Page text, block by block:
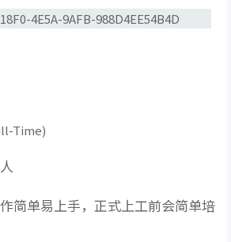
Time)
简单易上手，正式上工前会简单培